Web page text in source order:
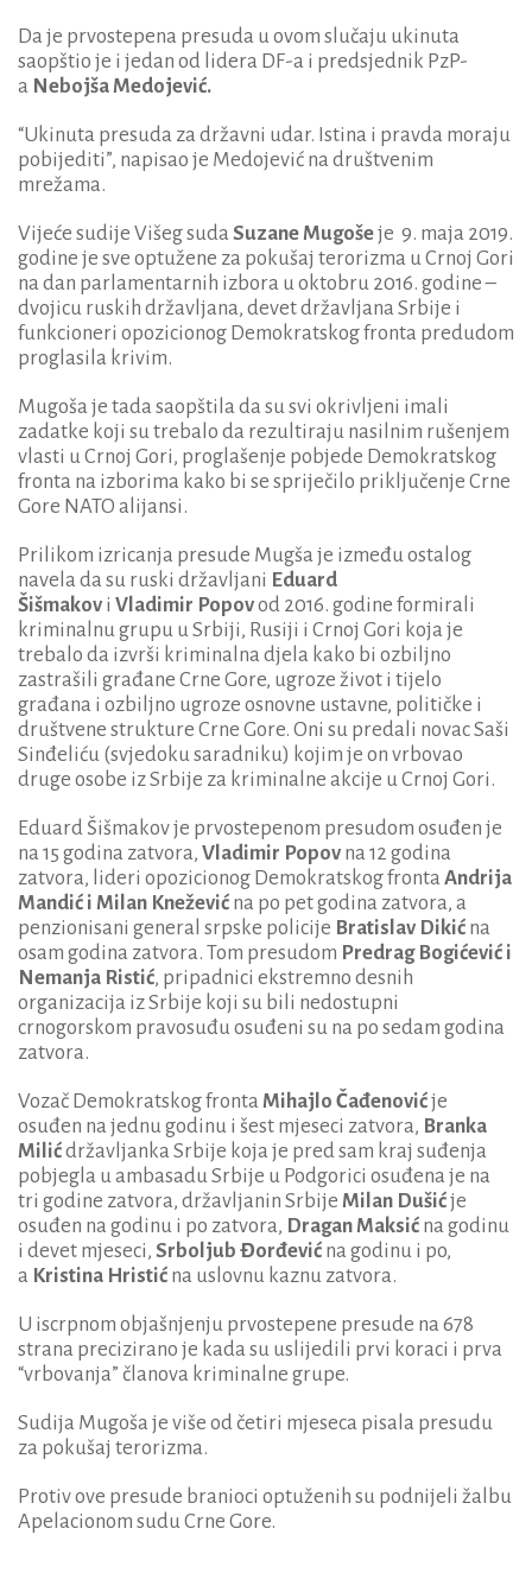
Da je prvostepena presuda u ovom slučaju ukinuta
saopštio je i jedan od lidera DF-a i predsjednik PzP-
a Nebojša Medojević.
“Ukinuta presuda za državni udar. Istina i pravda moraju
pobijediti”, napisao je Medojević na društvenim
mrežama.
Vijeće sudije Višeg suda Suzane Mugošeje 9. maja 2019.
godine je sve optužene za pokušaj terorizma u Crnoj Gori
na dan parlamentarnih izbora u oktobru 2016. godine –
dvojicu ruskih državljana, devet državljana Srbije i
funkcioneri opozicionog Demokratskog fronta predudom
proglasila krivim.
Mugoša je tada saopštila da su svi okrivljeni imali
zadatke koji su trebalo da rezultiraju nasilnim rušenjem
vlasti u Crnoj Gori, proglašenje pobjede Demokratskog
fronta na izborima kako bi se spriječilo priključenje Crne
Gore NATO alijansi.
Prilikom izricanja presude Mugša je između ostalog
navela da su ruski državljani Eduard
Šišmakov i Vladimir Popovod 2016. godine formirali
kriminalnu grupu u Srbiji, Rusiji i Crnoj Gori koja je
trebalo da izvrši kriminalna djela kako bi ozbiljno
zastrašili građane Crne Gore, ugroze život i tijelo
građana i ozbiljno ugroze osnovne ustavne, političke i
društvene strukture Crne Gore. Oni su predali novac Saši
Sinđeliću (svjedoku saradniku) kojim je on vrbovao
druge osobe iz Srbije za kriminalne akcije u Crnoj Gori.
Eduard Šišmakov je prvostepenom presudom osuđen je
na 15 godina zatvora, Vladimir Popov na 12 godina
zatvora, lideri opozicionog Demokratskog fronta Andrija
Mandić i Milan Knežević na po pet godina zatvora, a
penzionisani general srpske policije Bratislav Dikić na
osam godina zatvora. Tom presudom Predrag Bogićević i
Nemanja Ristić, pripadnici ekstremno desnih
organizacija iz Srbije koji su bili nedostupni
crnogorskom pravosuđu osuđeni su na po sedam godina
zatvora.
Vozač Demokratskog fronta Mihajlo Čađenovićje
osuđen na jednu godinu i šest mjeseci zatvora, Branka
Milićdržavljanka Srbije koja je pred sam kraj suđenja
pobjegla u ambasadu Srbije u Podgorici osuđena je na
tri godine zatvora, državljanin Srbije Milan Dušićje
osuđen na godinu i po zatvora, Dragan Maksić na godinu
i devet mjeseci, Srboljub Đorđević na godinu i po,
a Kristina Hristić na uslovnu kaznu zatvora.
U iscrpnom objašnjenju prvostepene presude na 678
strana precizirano je kada su uslijedili prvi koraci i prva
“vrbovanja” članova kriminalne grupe.
Sudija Mugoša je više od četiri mjeseca pisala presudu
za pokušaj terorizma.
Protiv ove presude branioci optuženih su podnijeli žalbu
Apelacionom sudu Crne Gore.